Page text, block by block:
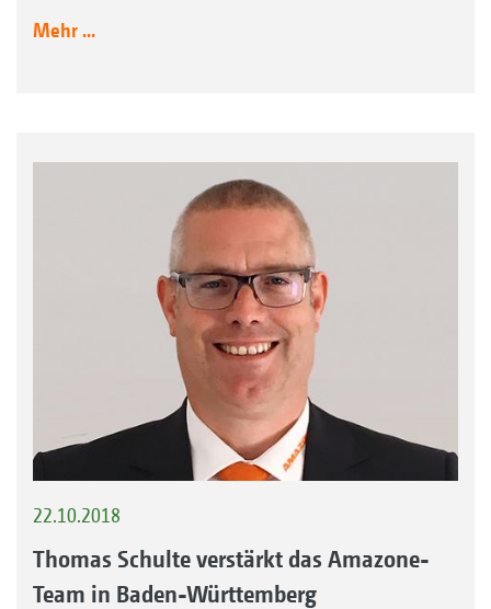
Mehr ...
22.10.2018
Thomas Schulte verstärkt das Amazone-
Team in Baden-Württemberg